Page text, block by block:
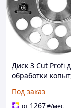
Диск 3 Cut Profi
обработки
Под заказ
от 1267₴/мес